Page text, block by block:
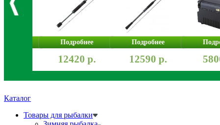
Подробнее
12420 р.
Подробнее
12590 р.
Каталог
Товары для рыбалки